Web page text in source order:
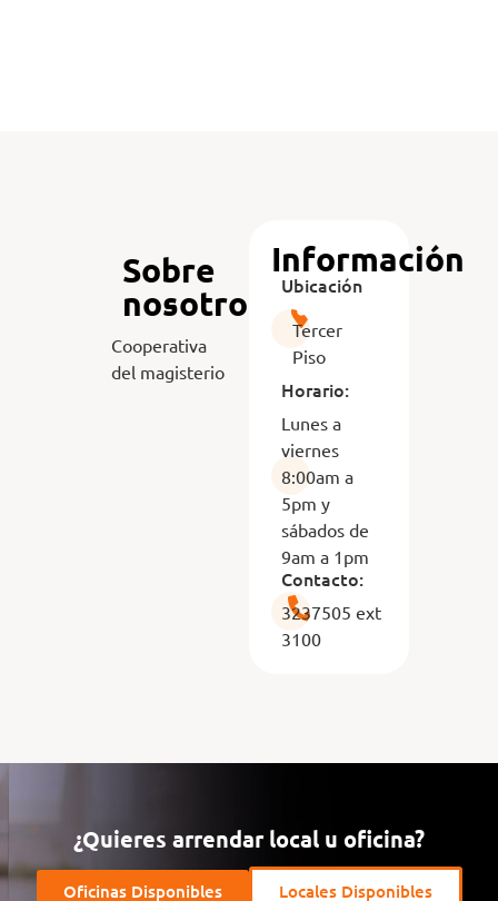
Sobre
nosotros
Cooperativa
del magisterio
Información
Ubicación
Tercer
Piso
Horario:
Lunes a
viernes
8:00am a
5pm y
sábados de
9am a 1pm
Contacto:
3237505 ext
3100
¿Quieres arrendar local u oficina?
Oficinas Disponibles Locales Disponibles